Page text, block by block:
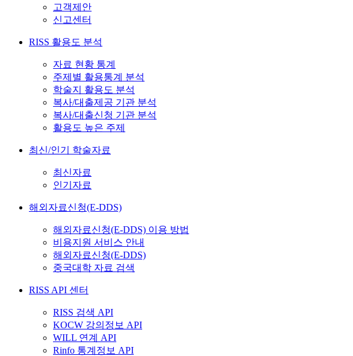
고객제안
신고센터
RISS 활용도 분석
자료 현황 통계
주제별 활용통계 분석
학술지 활용도 분석
복사/대출제공 기관 분석
복사/대출신청 기관 분석
활용도 높은 주제
최신/인기 학술자료
최신자료
인기자료
해외자료신청(E-DDS)
해외자료신청(E-DDS) 이용 방법
비용지원 서비스 안내
해외자료신청(E-DDS)
중국대학 자료 검색
RISS API 센터
RISS 검색 API
KOCW 강의정보 API
WILL 연계 API
Rinfo 통계정보 API